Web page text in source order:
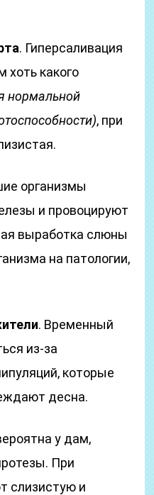
. Гиперсаливация
какого
нормальной
, при
организмы
и провоцируют
выработка слюны
на патологии,
. Временный
из-за
которые
десна.
у дам,
При
слизистую и